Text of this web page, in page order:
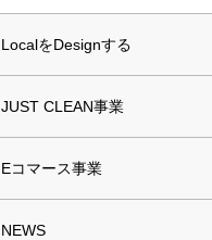
LocalをDesignする
JUST CLEAN事業
Eコマース事業
NEWS